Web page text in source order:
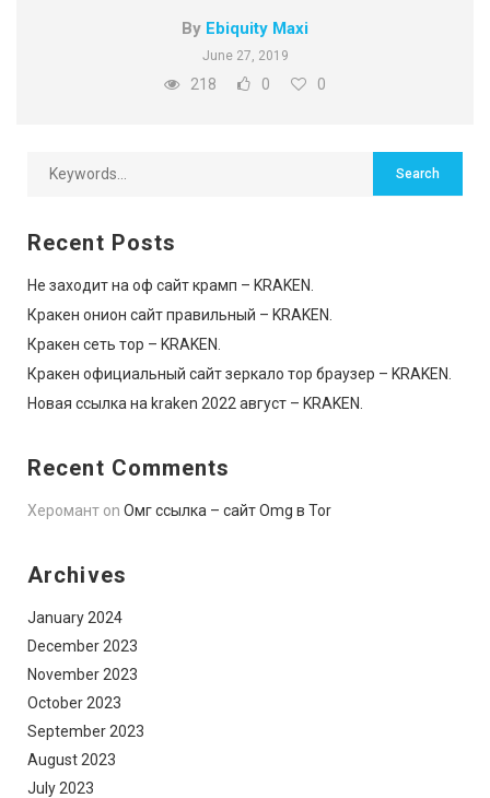
By Ebiquity Maxi
June 27, 2019
218 0 0
Recent Posts
Не заходит на оф сайт крамп – KRAKEN.
Кракен онион сайт правильный – KRAKEN.
Кракен сеть тор – KRAKEN.
Кракен официальный сайт зеркало тор браузер – KRAKEN.
Новая ссылка на kraken 2022 август – KRAKEN.
Recent Comments
Херомант on Омг ссылка – сайт Omg в Tor
Archives
January 2024
December 2023
November 2023
October 2023
September 2023
August 2023
July 2023